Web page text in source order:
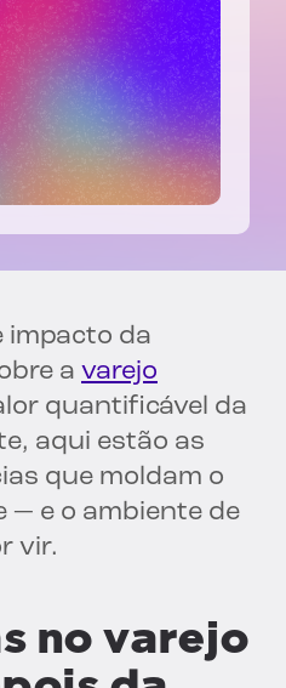
impacto da
a varejo
quantificável da
aqui estão as
que moldam o
— e o ambiente de
vir.
no varejo